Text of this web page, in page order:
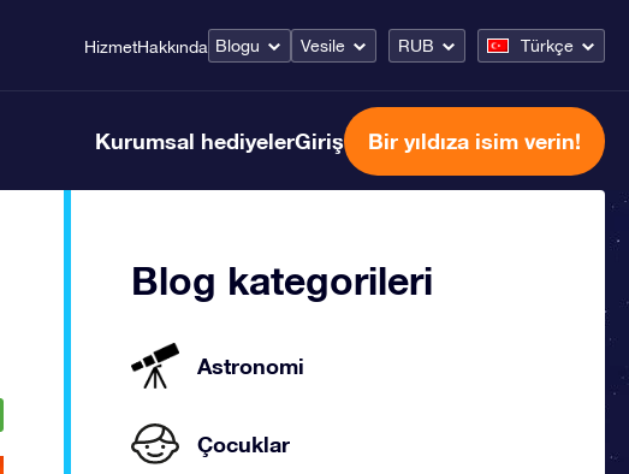
HizmetHakkında Blogu Vesile RUB Türkçe
Kurumsal hediyelerGiriş Bir yıldıza isim verin!
Blog kategorileri
Astronomi
Çocuklar